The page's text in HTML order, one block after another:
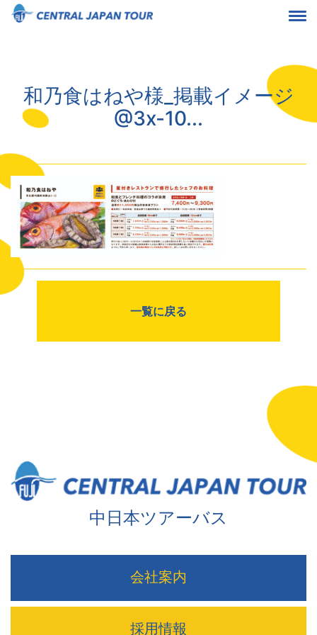
和乃食はねや様_掲載イメージ
@3x-10...
一覧に戻る
中日本ツアーバス
会社案内
採用情報